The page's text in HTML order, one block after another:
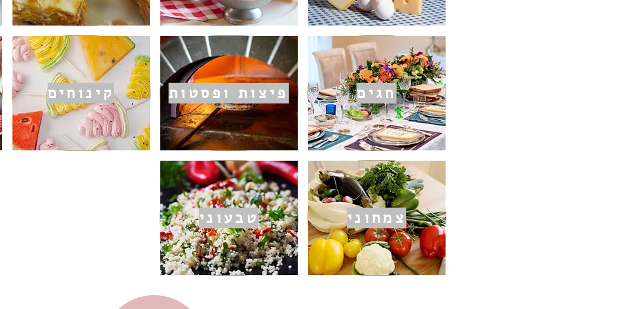
חגים
צמחוני
פיצות ופסטות
טבעוני
קינוחים